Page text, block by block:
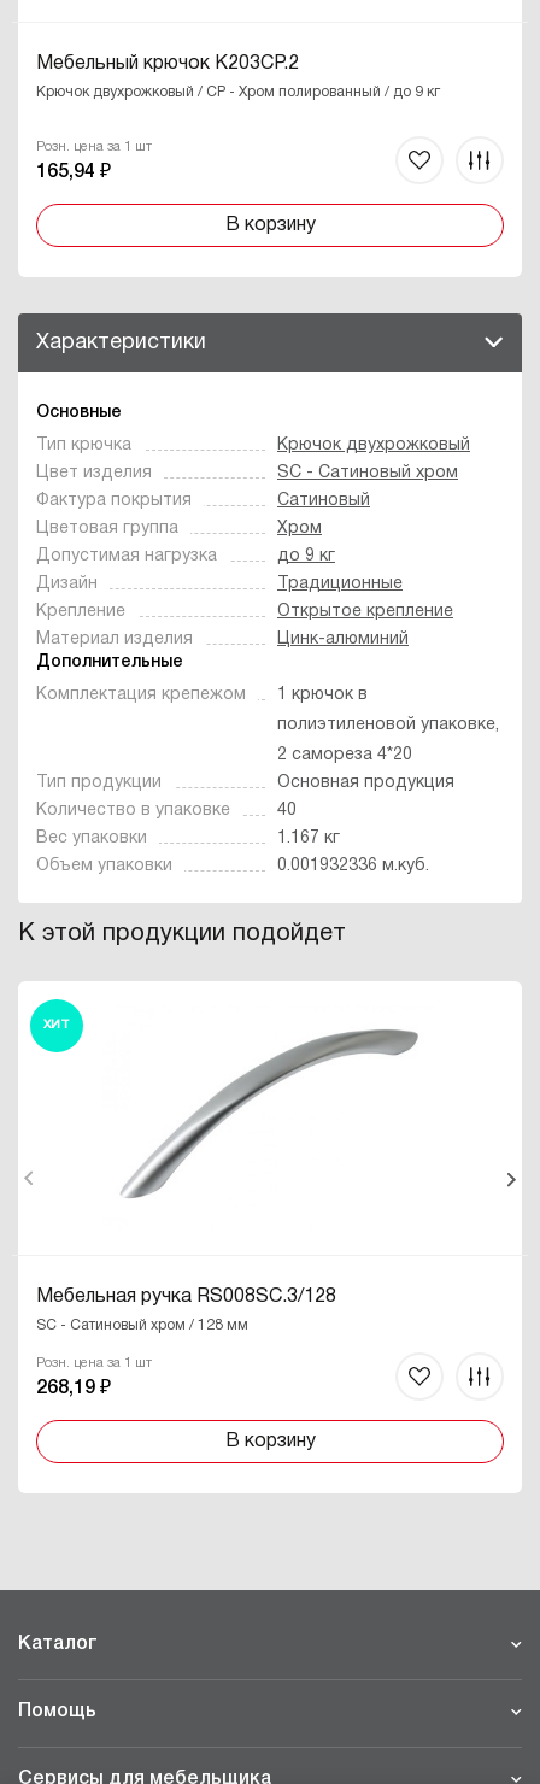
Мебельный крючок K203CP.2
Крючок двухрожковый / CP - Хром полированный / до 9 кг
Розн. цена за 1 шт
165,94 ₽
В корзину
Характеристики
Основные
Тип крючка
Крючок двухрожковый
Цвет изделия
SC - Сатиновый хром
Фактура покрытия
Сатиновый
Цветовая группа
Хром
Допустимая нагрузка
до 9 кг
Дизайн
Традиционные
Крепление
Открытое крепление
Материал изделия
Цинк-алюминий
Дополнительные
Комплектация крепежом
1 крючок в
полиэтиленовой упаковке,
2 самореза 4*20
Тип продукции
Основная продукция
Количество в упаковке
40
Вес упаковки
1.167 кг
Объем упаковки
0.001932336 м.куб.
К этой продукции подойдет
ХИТ
Мебельная ручка RS008SC.3/128
SC - Сатиновый хром / 128 мм
Розн. цена за 1 шт
268,19 ₽
В корзину
Каталог
Помощь
Сервисы для мебельщика